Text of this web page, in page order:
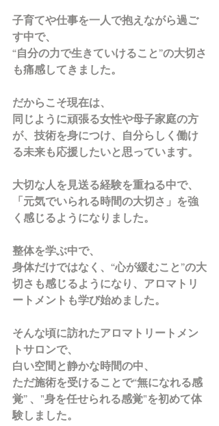
子育てや仕事を一人で抱えながら過ご
す中で、
“自分の力で生きていけること”の大切さ
も痛感してきました。
だからこそ現在は、
同じように頑張る女性や母子家庭の方
が、技術を身につけ、自分らしく働け
る未来も応援したいと思っています。
大切な人を見送る経験を重ねる中で、
「元気でいられる時間の大切さ」を強
く感じるようになりました。
整体を学ぶ中で、
身体だけではなく、“心が緩むこと”の大
切さも感じるようになり、アロマトリ
ートメントも学び始めました。
そんな頃に訪れたアロマトリートメン
トサロンで、
白い空間と静かな時間の中、
ただ施術を受けることで“無になれる感
覚” 、"身を任せられる感覚"を初めて体
験しました。